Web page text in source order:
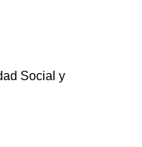
Social y